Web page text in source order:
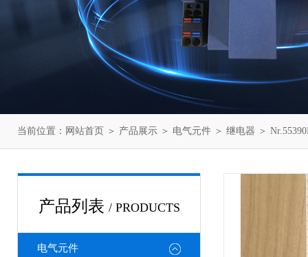
当前位置： 网站首页 ＞ 产品展示 ＞ 电气元件 ＞ 继电器 ＞
产品列表 / PRODUCTS
电气元件